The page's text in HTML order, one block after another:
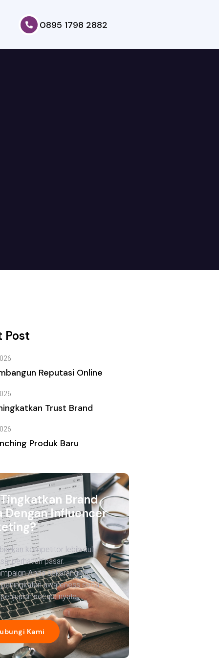
0895 1798 2882
Post
Reputasi Online
Trust Brand
Produk Baru
Brand
Dengan Influencer
kompetitor lebih dulu
perhatian pasar.
Anda sekarang dan
awareness serta
secara nyata.
Kami